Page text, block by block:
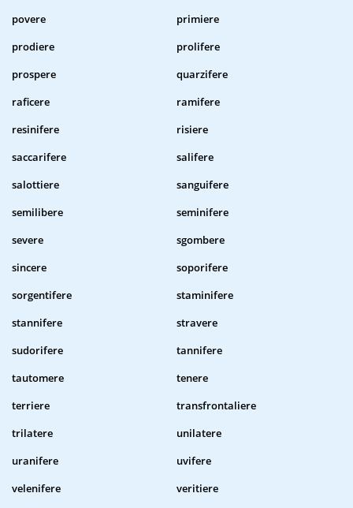
povere
primiere
prodiere
prolifere
prospere
quarzifere
raficere
ramifere
resinifere
risiere
saccarifere
salifere
salottiere
sanguifere
semilibere
seminifere
severe
sgombere
sincere
soporifere
sorgentifere
staminifere
stannifere
stravere
sudorifere
tannifere
tautomere
tenere
terriere
transfrontaliere
trilatere
unilatere
uranifere
uvifere
velenifere
veritiere